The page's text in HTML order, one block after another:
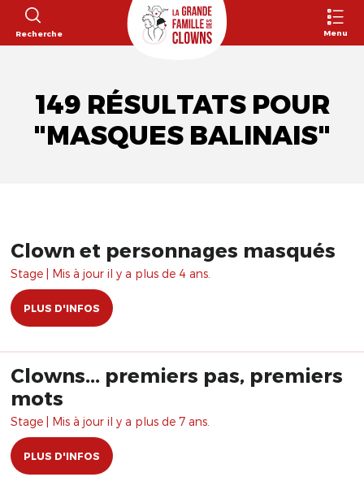
Recherche Menu
149 RÉSULTATS POUR
"MASQUES BALINAIS"
Clown et personnages masqués
Stage | Mis à jour il y a plus de 4 ans.
PLUS D'INFOS
Clowns... premiers pas, premiers
mots
Stage | Mis à jour il y a plus de 7 ans.
PLUS D'INFOS